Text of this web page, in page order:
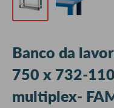
Banco da
750 x 732-
multiplex-